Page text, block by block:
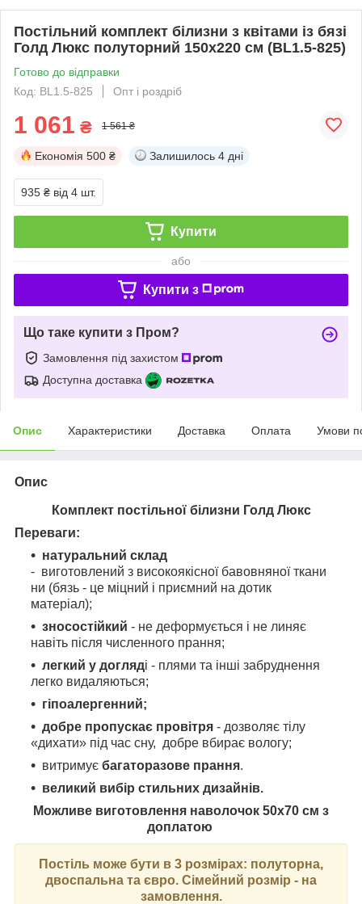
Постільний комплект білизни з квітами із бязі
Голд Люкс полуторний 150х220 см (BL1.5-825)
Готово до відправки
Код: BL1.5-825
Опт і роздріб
1 061 ₴ 1 561 ₴
Економія 500 ₴ Залишилось 4 дні
935 ₴ від 4 шт.
Купити
або
Купити з
Що таке купити з Пром?
Замовлення під захистом
Доступна доставка
Опис Характеристики Доставка Оплата Умови
Опис
Комплект постільної білизни Голд Люкс
Переваги:
натуральний склад
- виготовлений з високоякісної бавовняної ткани
ни (бязь - це міцний і приємний на дотик
матеріал);
зносостійкий - не деформується і не линяє
навіть після численного прання;
легкий у догляді - плями та інші забруднення
легко видаляються;
гіпоалергенний;
добре пропускає провітря - дозволяє тілу
«дихати» під час сну, добре вбирає вологу;
витримує багаторазове прання.
великий вибір стильних дизайнів.
Можливе виготовлення наволочок 50х70 см з
доплатою
Постіль може бути в 3 розмірах: полуторна,
двоспальна та євро. Сімейний розмір - на
замовлення.